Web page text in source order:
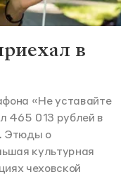
в
«Не уставайте
465 013 рублей в
Этюды о
культурная
чеховской